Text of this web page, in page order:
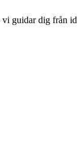
vi guidar dig från